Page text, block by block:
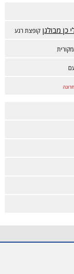
כן מבולגן קופצת רגע